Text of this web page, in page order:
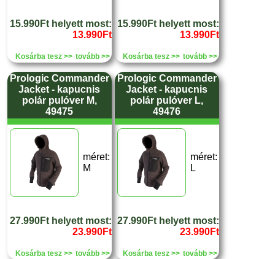
15.990Ft helyett most:
13.990Ft
Kosárba tesz >> tovább >>
15.990Ft helyett most:
13.990Ft
Kosárba tesz >> tovább >>
Prologic Commander
Jacket - kapucnis
polár pulóver M,
49475
méret:
M
27.990Ft helyett most:
23.990Ft
Kosárba tesz >> tovább >>
Prologic Commander
Jacket - kapucnis
polár pulóver L,
49476
méret:
L
27.990Ft helyett most:
23.990Ft
Kosárba tesz >> tovább >>